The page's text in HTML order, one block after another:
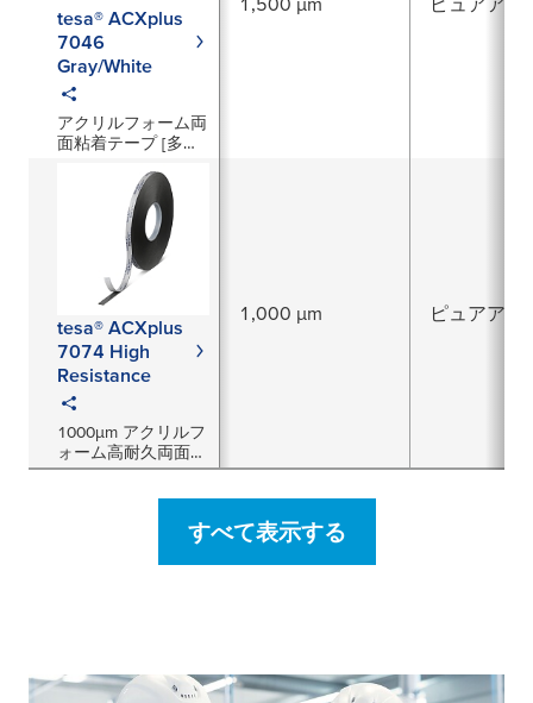
tesa® ACXplus
7046
Gray/White
アクリルフォーム両
面粘着テープ [多用
tesa® ACXplus
7074 High
Resistance
1000µm アクリルフ
ォーム高耐久両面粘
着テープ／黒
1,000 µm ピュアアク
すべて表示する